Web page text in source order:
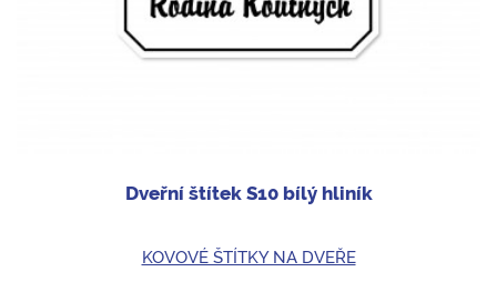
Dveřní štítek S10 bílý hliník
KOVOVÉ ŠTÍTKY NA DVEŘE